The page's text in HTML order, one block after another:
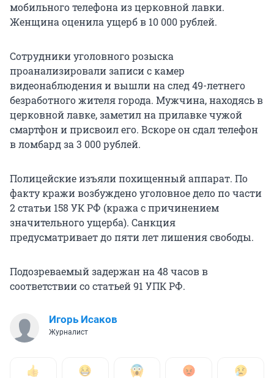
мобильного телефона из церковной лавки.
Женщина оценила ущерб в 10 000 рублей.
Сотрудники уголовного розыска
проанализировали записи с камер
видеонаблюдения и вышли на след 49-летнего
безработного жителя города. Мужчина, находясь в
церковной лавке, заметил на прилавке чужой
смартфон и присвоил его. Вскоре он сдал телефон
в ломбард за 3 000 рублей.
Полицейские изъяли похищенный аппарат. По
факту кражи возбуждено уголовное дело по части
2 статьи 158 УК РФ (кража с причинением
значительного ущерба). Санкция
предусматривает до пяти лет лишения свободы.
Подозреваемый задержан на 48 часов в
соответствии со статьей 91 УПК РФ.
Игорь Исаков
Журналист